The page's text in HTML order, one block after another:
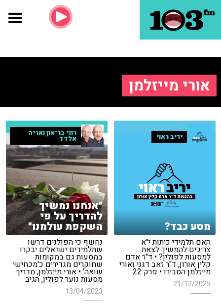
אורי מייזלמן
יריב ראוי
מסע כבד?
האם תלמידי כיתות י"א
צריכים להמשיך לצאת
למסעות לפולין? • ד"ר אדם
קלין אורון, ד"ר זאב דגני ואורי
מייזלמן הסבירו • פרק 22
21/12/2025
רוני בר־און ואריה
אלדד
"אנחנו נמשיך
להדריך על פי
השקפת עולמנו"
נחשף כי הפולנים דרשו
שתלמידים ישראלים יבקרו
במסעות גם במקומות
שחוקרים מגדירים כ'מכחישי
שואה' • אורי מייזלמן, מדריך
מסעות נוער לפולין, הגיב
13/04/2023